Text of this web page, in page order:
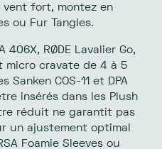
fort, montez en
ou Fur Tangles.
406X, RØDE Lavalier Go,
micro cravate de 4 à 5
Sanken COS-11 et DPA
insérés dans les Plush
réduit ne garantit pas
un ajustement optimal
Foamie Sleeves ou